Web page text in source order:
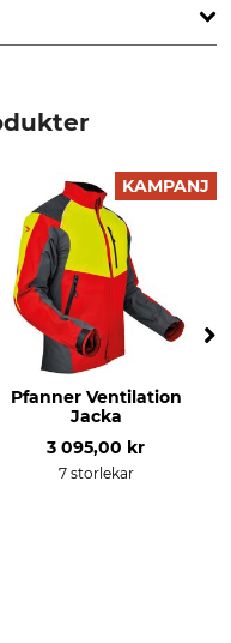
KAMPANJ
Pfanner Ventilation
Jacka
3 095,00 kr
7 storlekar